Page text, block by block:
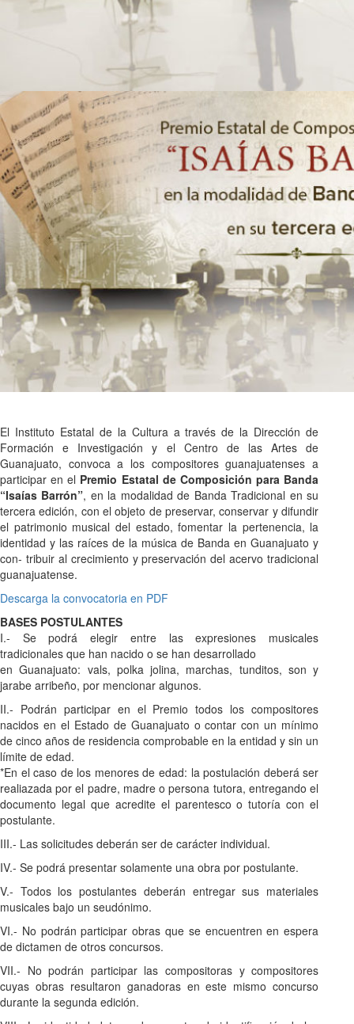
El Instituto Estatal de la Cultura a través de la Dirección de
Formación e Investigación y el Centro de las Artes de
Guanajuato, convoca a los compositores guanajuatenses a
participar en el Premio Estatal de Composición para Banda
“Isaías Barrón”, en la modalidad de Banda Tradicional en su
tercera edición, con el objeto de preservar, conservar y difundir
el patrimonio musical del estado, fomentar la pertenencia, la
identidad y las raíces de la música de Banda en Guanajuato y
con- tribuir al crecimiento y preservación del acervo tradicional
guanajuatense.
Descarga la convocatoria en PDF
BASES POSTULANTES
I.- Se podrá elegir entre las expresiones musicales
tradicionales que han nacido o se han desarrollado
en Guanajuato: vals, polka jolina, marchas, tunditos, son y
jarabe arribeño, por mencionar algunos.
II.- Podrán participar en el Premio todos los compositores
nacidos en el Estado de Guanajuato o contar con un mínimo
de cinco años de residencia comprobable en la entidad y sin un
límite de edad.
*En el caso de los menores de edad: la postulación deberá ser
realiazada por el padre, madre o persona tutora, entregando el
documento legal que acredite el parentesco o tutoría con el
postulante.
III.- Las solicitudes deberán ser de carácter individual.
IV.- Se podrá presentar solamente una obra por postulante.
V.- Todos los postulantes deberán entregar sus materiales
musicales bajo un seudónimo.
VI.- No podrán participar obras que se encuentren en espera
de dictamen de otros concursos.
VII.- No podrán participar las compositoras y compositores
cuyas obras resultaron ganadoras en este mismo concurso
durante la segunda edición.